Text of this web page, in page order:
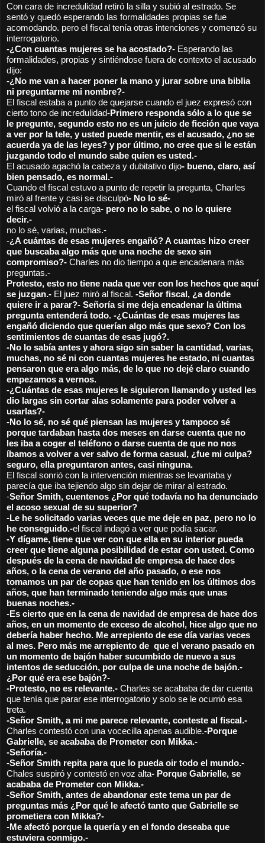
Con cara de incredulidad retiró la silla y subió al estrado. Se
sentó y quedó esperando las formalidades propias se fue
acomodando. pero el fiscal tenía otras intenciones y comenzó su
interrogatorio.
-¿Con cuantas mujeres se ha acostado?- Esperando las
formalidades, propias y sintiéndose fuera de contexto el acusado
dijo:
-¿No me van a hacer poner la mano y jurar sobre una biblia
ni preguntarme mi nombre?-
El fiscal estaba a punto de quejarse cuando el juez expresó con
cierto tono de incredulidad-Primero responda sólo a lo que se
le pregunte, segundo esto no es un juicio de ficción que vaya
a ver por la tele, y usted puede mentir, es el acusado, ¿no se
acuerda ya de las leyes? y por último, no cree que si le están
juzgando todo el mundo sabe quien es usted.-
El acusado agachó la cabeza y dubitativo dijo- bueno, claro, así
bien pensado, es normal.-
Cuando el fiscal estuvo a punto de repetir la pregunta, Charles
miró al frente y casi se disculpó- No lo sé-
el fiscal volvió a la carga- pero no lo sabe, o no lo quiere
decir.-
no lo sé, varias, muchas.-
-¿A cuántas de esas mujeres engañó? A cuantas hizo creer
que buscaba algo más que una noche de sexo sin
compromiso?- Charles no dio tiempo a que encadenara más
preguntas.-
Protesto, esto no tiene nada que ver con los hechos que aquí
se juzgan.- El juez miró al fiscal. -Señor fiscal, ¿a donde
quiere ir a parar?- Señoría si me deja encadenar la última
pregunta entenderá todo. -¿Cuántas de esas mujeres las
engañó diciendo que querían algo más que sexo? Con los
sentimientos de cuantas de esas jugó?.
-No lo sabía antes y ahora sigo sin saber la cantidad, varias,
muchas, no sé ni con cuantas mujeres he estado, ni cuantas
pensaron que era algo más, de lo que no dejé claro cuando
empezamos a vernos.
-¿Cuántas de esas mujeres le siguieron llamando y usted les
dio largas sin cortar alas solamente para poder volver a
usarlas?-
-No lo sé, no sé qué piensan las mujeres y tampoco sé
porque tardaban hasta dos meses en darse cuenta que no
les iba a coger el teléfono o darse cuenta de que no nos
íbamos a volver a ver salvo de forma casual, ¿fue mi culpa?
seguro, ella preguntaron antes, casi ninguna.
El fiscal sonrió con la intervención mientras se levantaba y
parecía que iba tejiendo algo sin dejar de mirar al estrado.
-Señor Smith, cuentenos ¿Por qué todavía no ha denunciado
el acoso sexual de su superior?
-Le he solicitado varias veces que me deje en paz, pero no lo
he conseguido.-el fiscal indagó a ver que podía sacar.
-Y dígame, tiene que ver con que ella en su interior pueda
creer que tiene alguna posibilidad de estar con usted. Como
después de la cena de navidad de empresa de hace dos
años, o la cena de verano del año pasado, o ese nos
tomamos un par de copas que han tenido en los últimos dos
años, que han terminado teniendo algo más que unas
buenas noches.-
-Es cierto que en la cena de navidad de empresa de hace dos
años, en un momento de exceso de alcohol, hice algo que no
debería haber hecho. Me arrepiento de ese día varias veces
al mes. Pero más me arrepiento de  que el verano pasado en
un momento de bajón haber sucumbido de nuevo a sus
intentos de seducción, por culpa de una noche de bajón.-
¿Por qué era ese bajón?-
-Protesto, no es relevante.- Charles se acababa de dar cuenta
que tenía que parar ese interrogatorio y solo se le ocurrió esa
treta.
-Señor Smith, a mi me parece relevante, conteste al fiscal.-
Charles contestó con una vocecilla apenas audible.-Porque
Gabrielle, se acababa de Prometer con Mikka.-
-Señoría.-
-Señor Smith repita para que lo pueda oir todo el mundo.-
Chales suspiró y contestó en voz alta- Porque Gabrielle, se
acababa de Prometer con Mikka.-
-Señor Smith, antes de abandonar este tema un par de
preguntas más ¿Por qué le afectó tanto que Gabrielle se
prometiera con Mikka?-
-Me afectó porque la quería y en el fondo deseaba que
estuviera conmigo.-